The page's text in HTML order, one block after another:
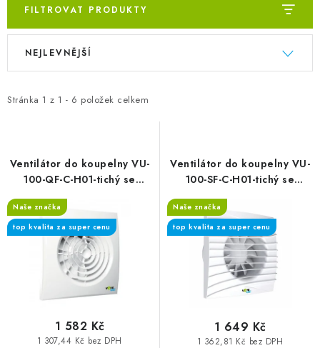
FILTROVAT PRODUKTY
Výpis produktů
Stránka 1 z 1 - 6 položek celkem
Řazení produktů
NEJLEVNĚJŠÍ
Ventilátor do koupelny VU-
100-QF-C-H01-tichý se
zpětnou klapkou, časový
spínač, hygrostat
Naše značka
top kvalita za super cenu
1 307,44 Kč bez DPH
1 582 Kč
Ventilátor do koupelny VU-
100-SF-C-H01-tichý se
zpětnou klapkou, časový
spínač, hygrostat
Naše značka
top kvalita za super cenu
1 362,81 Kč bez DPH
1 649 Kč